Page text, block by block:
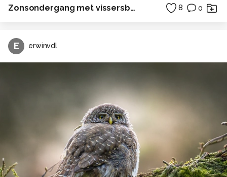
Zonsondergang met vissersboot 8 0
E erwinvdl